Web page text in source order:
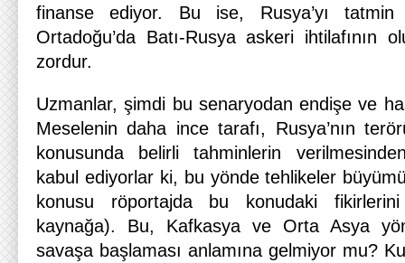
finanse ediyor. Bu ise, Rusya’yı
Ortadoğu’da Batı-Rusya askeri ihtilafının
zordur.
Uzmanlar, şimdi bu senaryodan endişe ve
Meselenin daha ince tarafı, Rusya’nın
konusunda belirli tahminlerin
kabul ediyorlar ki, bu yönde tehlikeler
konusu röportajda bu konudaki
kaynağa). Bu, Kafkasya ve Orta Asya
savaşa başlaması anlamına gelmiyor mu?